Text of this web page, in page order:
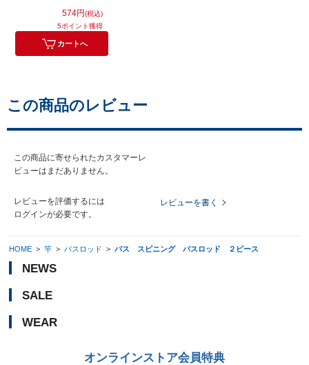
テンカスタムシンカ
ーバレット
3.5g(1/8oz)5個入
574円(税込)
5ポイント獲得
カートへ
この商品のレビュー
この商品に寄せられたカスタマーレ
ビューはまだありません。
レビューを評価するには
ログインが必要です。
レビューを書く
HOME > 竿 > バスロッド > バス スピニング バスロッド ２ピース
NEWS
SALE
WEAR
オンラインストア会員特典